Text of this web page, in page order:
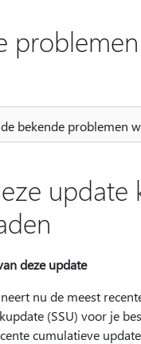
bekende problemen
update
deze update
nu de meest
(SSU) voor je
cumulatieve update